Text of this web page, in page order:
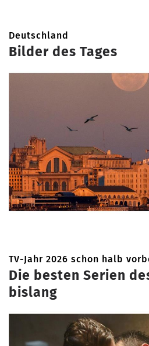
Deutschland
Bilder des Tages
TV-Jahr 2026 schon halb
Die besten Serien
bislang